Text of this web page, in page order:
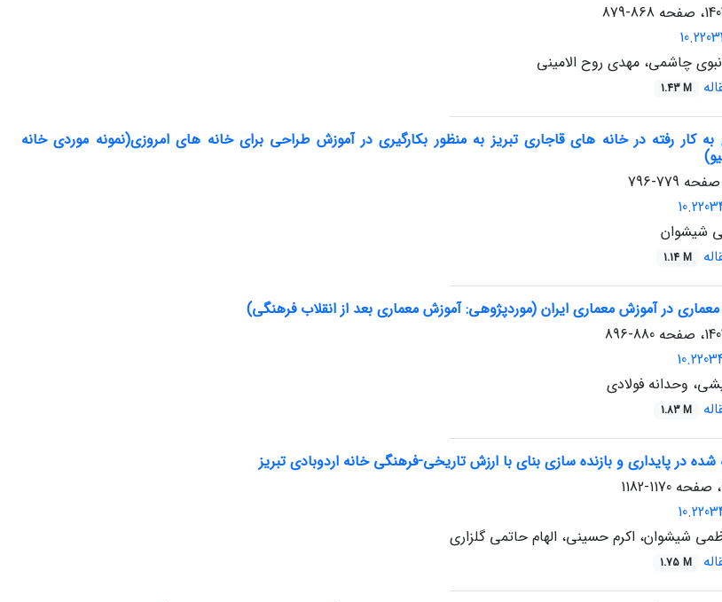
868-879
چاشمی، مهدی روح الامینی
1.43 M
به کار رفته در خانه های قاجاری تبریز به منظور بکارگیری در آموزش طراحی برای خانه های امروزی(نمونه موردی خانه
779-796
شیشوان
1.14 M
در آموزش معماری ایران (موردپژوهی: آموزش معماری بعد از انقلاب فرهنگی)
880-896
وحدانه فولادی
1.83 M
در پایداری و بازنده سازی بنای با ارزش تاریخی-فرهنگی خانه اردوبادی تبریز
1170-1182
شیشوان، اکرم حسینی، الهام حاتمی گلزاری
1.75 M